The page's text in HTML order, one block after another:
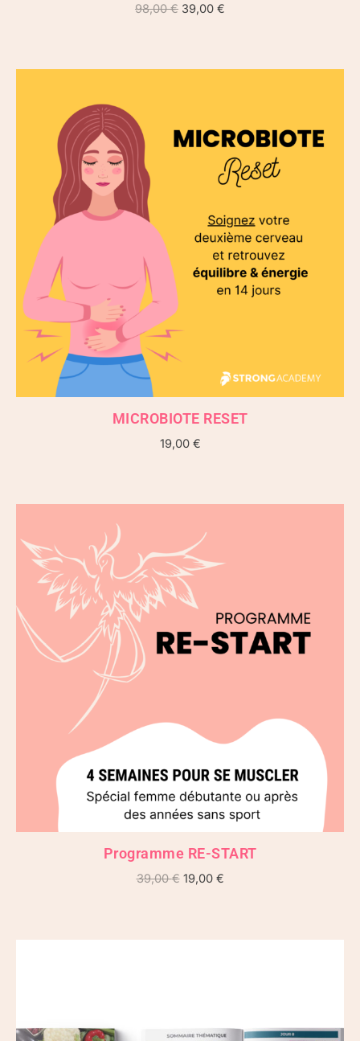
98,00€ 39,00 €
MICROBIOTE RESET
19,00 €
Programme RE-START
39,00€
initial
était :
39,00 €.
19,00 €
19,00 €.